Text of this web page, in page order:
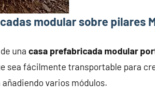
modular sobre pilares
una casa prefabricada modular
sea fácilmente transportable para
varios módulos.